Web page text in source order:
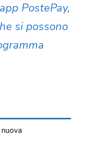
PostePay,
si possono